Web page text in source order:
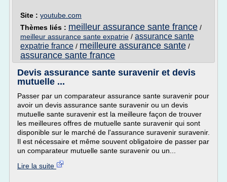
Site : youtube.com
Thèmes liés : meilleur assurance sante france /
meilleur assurance sante expatrie / assurance sante
expatrie france / meilleure assurance sante /
assurance sante france
Devis assurance sante suravenir et devis
mutuelle ...
Passer par un comparateur assurance sante suravenir pour
avoir un devis assurance sante suravenir ou un devis
mutuelle sante suravenir est la meilleure façon de trouver
les meilleures offres de mutuelle sante suravenir qui sont
disponible sur le marché de l'assurance suravenir suravenir.
Il est nécessaire et même souvent obligatoire de passer par
un comparateur mutuelle sante suravenir ou un...
Lire la suite